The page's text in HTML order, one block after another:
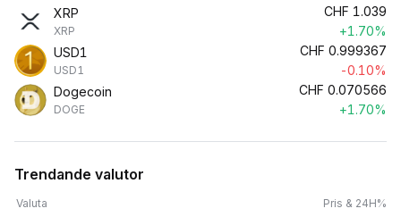
XRP
XRP
CHF 1.039
+1.70%
USD1
USD1
CHF 0.999367
-0.10%
Dogecoin
DOGE
CHF 0.070566
+1.70%
Trendande valutor
Valuta Pris & 24H%